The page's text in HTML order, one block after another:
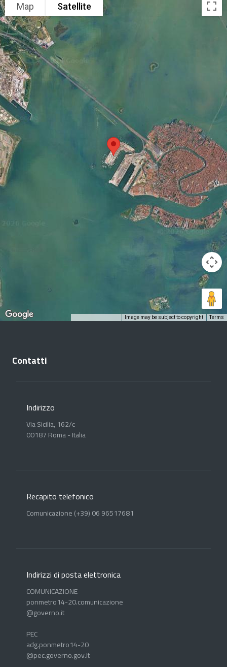
Map Satellite
Image may be subject to copyright Terms
Contatti
Indirizzo
Via Sicilia, 162/c
00187 Roma - Italia
Recapito telefonico
Comunicazione (+39) 06 96517681
Indirizzi di posta elettronica
COMUNICAZIONE
ponmetro14-20.comunicazione
@governo.it
PEC
adg.ponmetro14-20
@pec.governo.gov.it